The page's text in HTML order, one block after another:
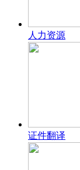
人力资源
证件翻译